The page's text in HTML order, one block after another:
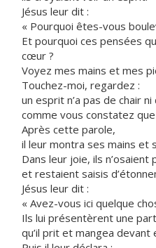
Jésus leur dit :
« Pourquoi êtes-vous
Et pourquoi ces pensées
cœur ?
Voyez mes mains et mes
Touchez-moi, regardez :
un esprit n’a pas de chair ni
comme vous constatez que
Après cette parole,
il leur montra ses mains et
Dans leur joie, ils n’osaient
et restaient saisis
Jésus leur dit :
« Avez-vous ici quelque
Ils lui présentèrent une
qu’il prit et mangea devant